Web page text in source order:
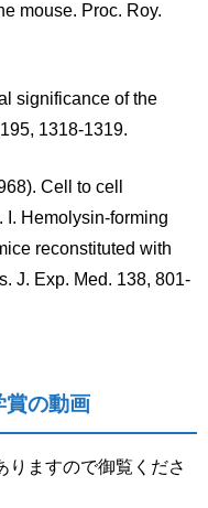
mouse. Proc. Roy.
significance of the
1318-1319.
Cell to cell
I. Hemolysin-forming
reconstituted with
J. Exp. Med. 138, 801-
賞の動画
りますので御覧くださ